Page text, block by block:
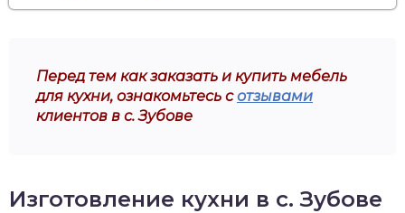
Перед тем как заказать и купить мебель
для кухни, ознакомьтесь сотзывами
клиентов в с. Зубове
Изготовление кухни в с. Зубове